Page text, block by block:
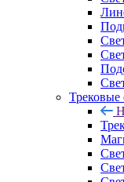
Трековые